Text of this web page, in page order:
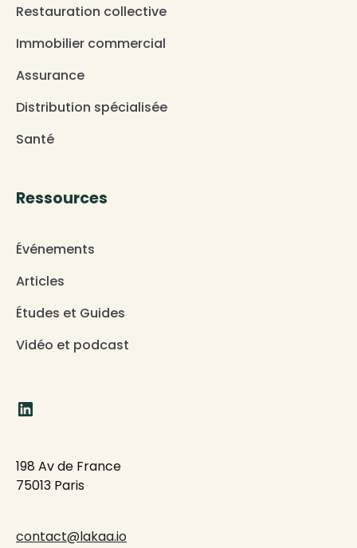
Restauration collective
Immobilier commercial
Assurance
Distribution spécialisée
Santé
Ressources
Événements
Articles
Études et Guides
Vidéo et podcast
198 Av de France
75013 Paris
contact@lakaa.io